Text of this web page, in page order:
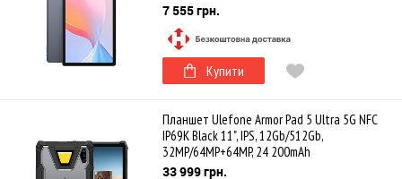
7 555 грн.
Купити
Планшет Ulefone Armor Pad 5 Ultra 5G NFC
IP69K Black 11", IPS, 12Gb/512Gb,
32MP/64MP+64MP, 24 200mAh
33 999 грн.